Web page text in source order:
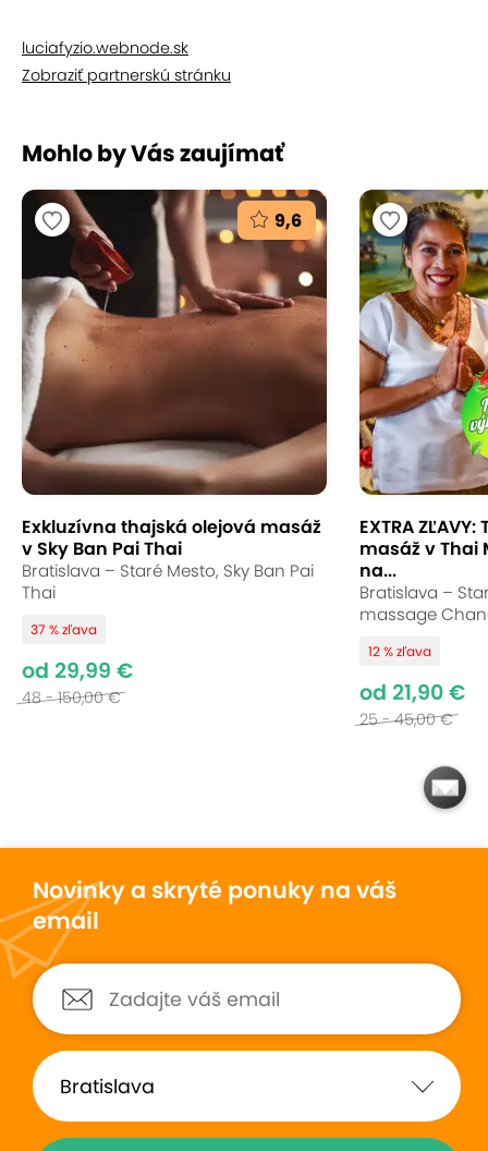
luciafyzio.webnode.sk
Zobraziť partnerskú stránku
Mohlo by Vás zaujímať
9,6
Exkluzívna thajská olejová masáž
v Sky Ban Pai Thai
Bratislava – Staré Mesto, Sky Ban Pai
Thai
37 % zľava
od 29,99 €
48 - 150,00 €
EXTRA
masáž v Thai
na...
Bratislava –
massage
12 % zľava
od 21,90 €
25 - 45,00 €
Novinky a skryté ponuky na váš
email